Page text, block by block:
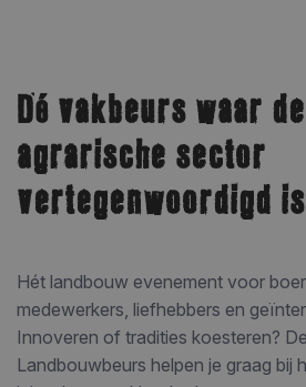
Dé vakbeurs waar
agrarische sector
vertegenwoordigd is
Hét landbouw evenement voor
medewerkers, liefhebbers en
Innoveren of tradities koesteren?
Landbouwbeurs helpen je graag bij